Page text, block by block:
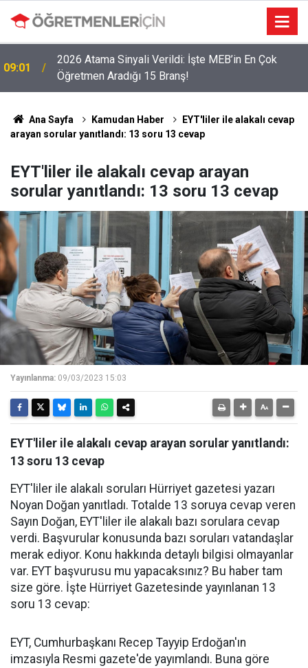
19:00
LGS Nakillerinde Büyük Risk: Gözde Liselerde
Kontenjanlar Bitti, Rekabet Tavan Yaptı!
Ana Sayfa Kamudan Haber
EYT'liler ile alakalı cevap
arayan sorular yanıtlandı: 13 soru 13 cevap
EYT'liler ile alakalı cevap arayan
sorular yanıtlandı: 13 soru 13 cevap
Yayınlanma: 09/03/2023 15:03
EYT'liler ile alakalı cevap arayan sorular yanıtlandı:
13 soru 13 cevap
EYT'liler ile alakalı soruları Hürriyet gazetesi yazarı
Noyan Doğan yanıtladı. Totalde 13 soruya cevap veren
Sayın Doğan, EYT'liler ile alakalı bazı sorulara cevap
verdi. Başvurular konusunda bazı soruları vatandaşlar
merak ediyor. Konu hakkında detaylı bilgisi olmayanlar
var. EYT başvurusu mu yapacaksınız? Bu haber tam
size göre. İşte Hürriyet Gazetesinde yayınlanan 13
soru 13 cevap:
EYT, Cumhurbaşkanı Recep Tayyip Erdoğan'ın
imzasıyla Resmi gazete'de yayımlandı. Buna göre